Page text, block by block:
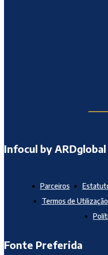
Infocul by ARDglobal
Parceiros
Termos de Utilização
Fonte Preferida